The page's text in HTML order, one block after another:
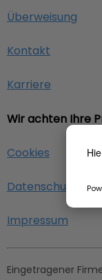
Überweisung
Kontakt
Karriere
Wir achten Ihre
Cookies
Datenschutz
Impressum
Eingetragener